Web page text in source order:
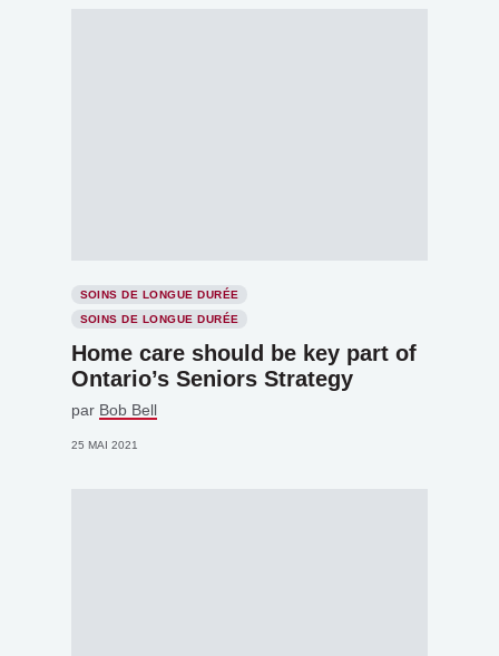
SOINS DE LONGUE DURÉE
SOINS DE LONGUE DURÉE
Home care should be key part of
Ontario’s Seniors Strategy
par Bob Bell
25 MAI 2021